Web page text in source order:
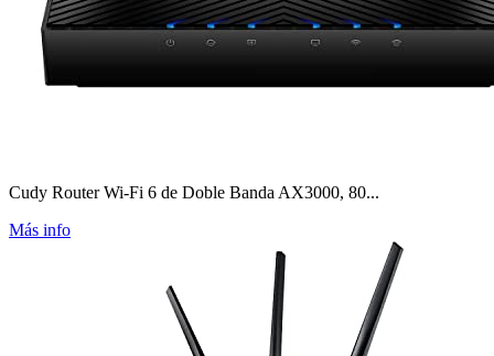
Cudy Router Wi-Fi 6 de Doble Banda AX3000, 80...
Más info